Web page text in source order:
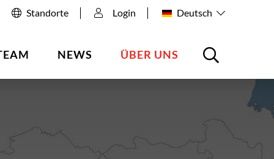
Standorte Login Deutsch
NEWS ÜBER UNS